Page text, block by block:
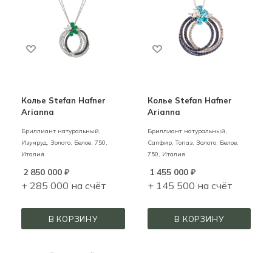
Колье Stefan Hafner
Arianna
Бриллиант натуральный,
Изумруд, Золото, Белое, 750,
Италия
2 850 000 ₽
+ 285 000 на счёт
В КОРЗИНУ
Колье Stefan Hafner
Arianna
Бриллиант натуральный,
Сапфир, Топаз, Золото, Белое,
750,
Италия
1 455 000₽
+ 145 500 на счёт
В КОРЗИНУ